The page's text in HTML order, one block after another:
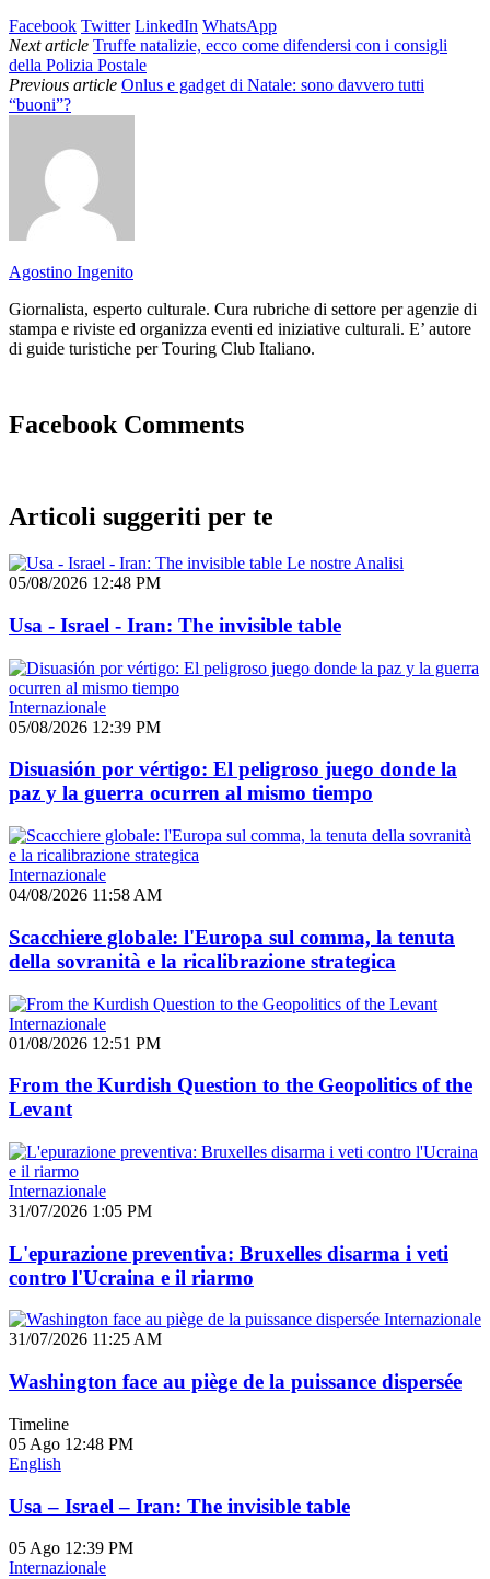
Facebook Twitter LinkedIn WhatsApp
Next article Truffe natalizie, ecco come difendersi con i consigli
della Polizia Postale
Previous article Onlus e gadget di Natale: sono davvero tutti
“buoni”?
Agostino Ingenito
Giornalista, esperto culturale. Cura rubriche di settore per agenzie di
stampa e riviste ed organizza eventi ed iniziative culturali. E’ autore
di guide turistiche per Touring Club Italiano.
Facebook Comments
Articoli suggeriti per te
Le nostre Analisi
05/08/2026 12:48 PM
Usa - Israel - Iran: The invisible table
Internazionale
05/08/2026 12:39 PM
Disuasión por vértigo: El peligroso juego donde la
paz y la guerra ocurren al mismo tiempo
Internazionale
04/08/2026 11:58 AM
Scacchiere globale: l'Europa sul comma, la tenuta
della sovranità e la ricalibrazione strategica
Internazionale
01/08/2026 12:51 PM
From the Kurdish Question to the Geopolitics of the
Levant
Internazionale
31/07/2026 1:05 PM
L'epurazione preventiva: Bruxelles disarma i veti
contro l'Ucraina e il riarmo
Internazionale
31/07/2026 11:25 AM
Washington face au piège de la puissance dispersée
Timeline
05 Ago 12:48 PM
English
Usa – Israel – Iran: The invisible table
05 Ago 12:39 PM
Internazionale